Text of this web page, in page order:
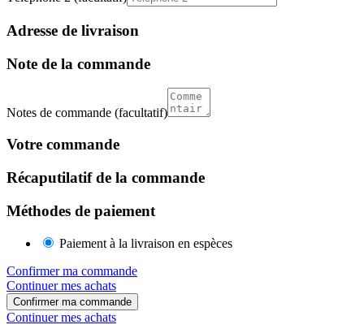
Adresse de livraison
Note de la commande
Notes de commande (facultatif)
Votre commande
Récaputilatif de la commande
Méthodes de paiement
Paiement à la livraison en espèces
Confirmer ma commande
Continuer mes achats
Confirmer ma commande
Continuer mes achats